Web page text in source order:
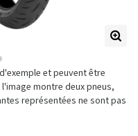
et peuvent être
montre deux pneus,
représentées ne sont pas